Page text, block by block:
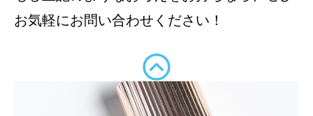
お気軽にお問い合わせください！